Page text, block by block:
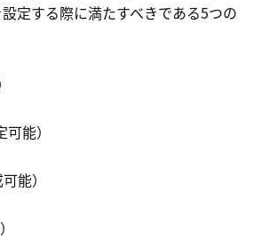
定する際に満たすべきである5つの
能）
能）